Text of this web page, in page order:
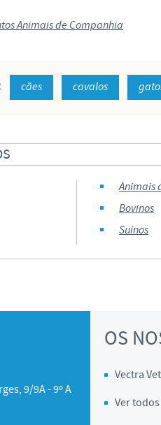
Animais de Companhia
cães cavalos
Animais
Bovinos
Suínos
9/9A - 9º A
OS
Vectra Vet
Ver